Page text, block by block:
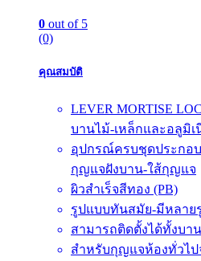
0 out of 5
(0)
คุณสมบัติ
LEVER MORTISE
บานไม้-เหล็กและอลูมิเ
อุปกรณ์ครบชุดประกอ
กุญแจฝังบาน-ใส้กุญแจ
ผิวสำเร็จสีทอง (PB)
รูปแบบทันสมัย-มีหลาย
สามารถติดตั้งได้ทั้งบา
สำหรับกุญแจห้องทั่วไ